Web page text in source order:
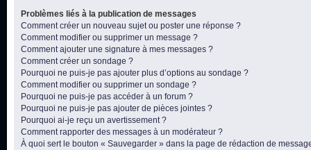
Problèmes liés à la publication de messages
Comment créer un nouveau sujet ou poster une réponse ?
Comment modifier ou supprimer un message ?
Comment ajouter une signature à mes messages ?
Comment créer un sondage ?
Pourquoi ne puis-je pas ajouter plus d’options au sondage ?
Comment modifier ou supprimer un sondage ?
Pourquoi ne puis-je pas accéder à un forum ?
Pourquoi ne puis-je pas ajouter de pièces jointes ?
Pourquoi ai-je reçu un avertissement ?
Comment rapporter des messages à un modérateur ?
À quoi sert le bouton « Sauvegarder » dans la page de rédaction de